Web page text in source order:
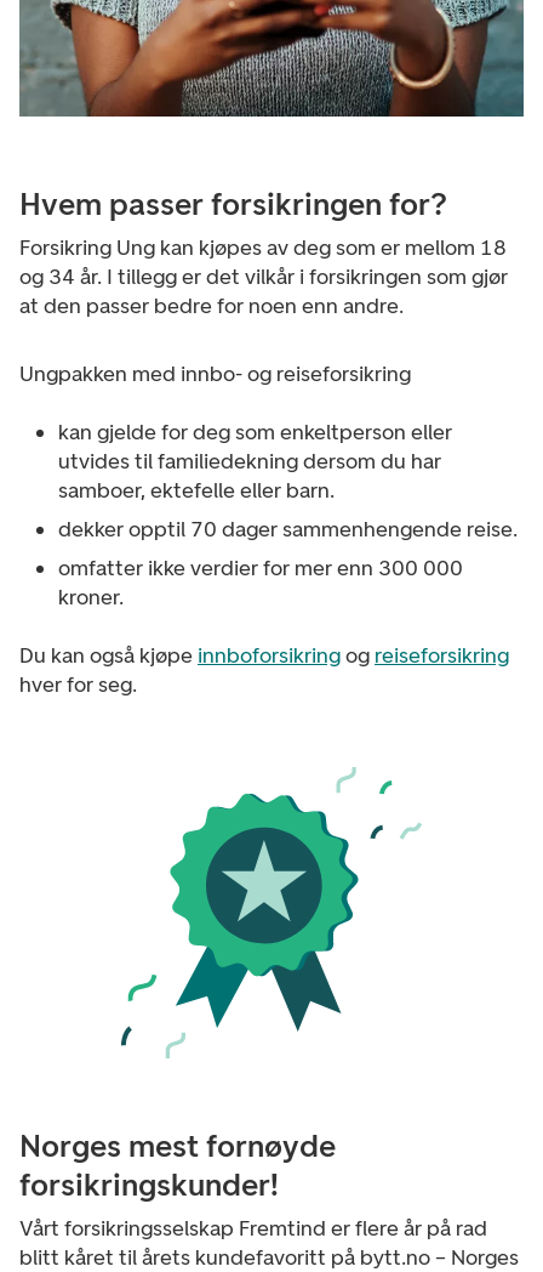
Hvem passer forsikringen for?
Forsikring Ung kan kjøpes av deg som er mellom 18
og 34 år. I tillegg er det vilkår i forsikringen som gjør
at den passer bedre for noen enn andre.
Ungpakken med innbo- og reiseforsikring
kan gjelde for deg som enkeltperson eller
utvides til familiedekning dersom du har
samboer, ektefelle eller barn.
dekker opptil 70 dager sammenhengende reise.
omfatter ikke verdier for mer enn 300 000
kroner.
Du kan også kjøpe innboforsikringog reiseforsikring
hver for seg.
Norges mest fornøyde
forsikringskunder!
Vårt forsikringsselskap Fremtind er flere år på rad
blitt kåret til årets kundefavoritt på bytt.no – Norges